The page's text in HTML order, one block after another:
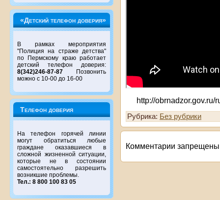
«Детский телефон доверия»
В рамках мероприятия
"Полиция на страже детства"
по Пермскому краю работает
детский телефон доверия:
8(342)246-87-87 Позвонить
можно с 10-00 до 16-00
Телефон доверия
На телефон горячей линии
могут обратиться любые
граждане оказавшиеся в
сложной жизненной ситуации,
которые не в состоянии
самостоятельно разрешить
возникшие проблемы.
Тел.: 8 800 100 83 05
http://
Рубрика: Без рубрики
Комментарии